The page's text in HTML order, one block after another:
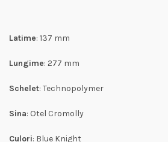
Latime: 137 mm
Lungime: 277 mm
Schelet: Technopolymer
Sina: Otel Cromolly
Culori: Blue Knight